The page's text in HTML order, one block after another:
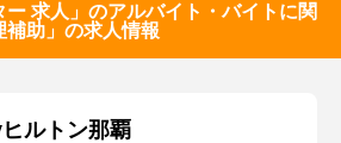
ー 求人」のアルバイト・バイトに関
補助」の求人情報
ルトン那覇